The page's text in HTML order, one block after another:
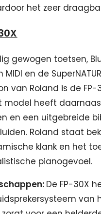
het zeer
gewogen toetsen,
en de
van Roland is de FP-
model heeft
en een uitgebreide
Roland staat
klank en het
pianogevoel.
De FP-30X
van